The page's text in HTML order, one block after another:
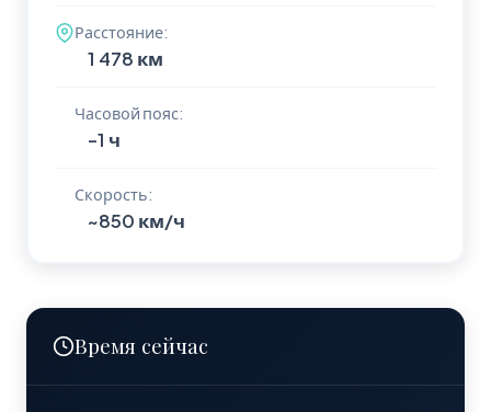
Расстояние:
1 478 км
Часовой пояс:
-1 ч
Скорость:
~850 км/ч
Время сейчас